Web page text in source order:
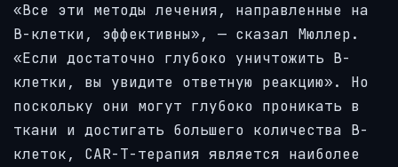
«Все эти методы лечения, направленные на
B-клетки, эффективны», — сказал Мюллер.
«Если достаточно глубоко уничтожить B-
клетки, вы увидите ответную реакцию». Но
поскольку они могут глубоко проникать в
ткани и достигать большего количества B-
клеток, CAR-T-терапия является наиболее